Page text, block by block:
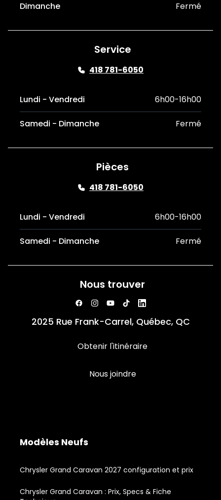
Dimanche Fermé
Service
418 781-6050
Lundi - Vendredi 6h00-16h00
Samedi - Dimanche Fermé
Pièces
418 781-6050
Lundi - Vendredi 6h00-16h00
Samedi - Dimanche Fermé
Nous trouver
2025 Rue Frank-Carrel, Québec, QC
Obtenir l'itinéraire
Nous joindre
Modèles Neufs
Chrysler Grand Caravan 2027 configuration et prix
Chrysler Grand Caravan : Prix, Specs & Fiche